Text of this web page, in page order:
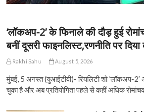
‘लॉकअप-2’ के फिनाले की दौड़ हुई
बनीं दूसरी फाइनलिस्ट,रणनीति पर दिया
Rakhi Sahu August 5, 2026
मुंबई, 5 अगस्त (युआईटीवी)- रियलिटी शो ‘लॉकअप-
चुका है और अब प्रतियोगिता पहले से कहीं अधिक